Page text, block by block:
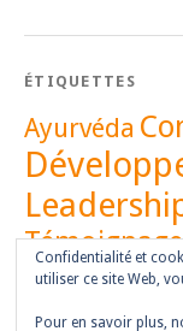
ÉTIQUETTES
Ayurvéda
Témoignage
Confidentialité et
utiliser ce site Web,
Pour en savoir plus,